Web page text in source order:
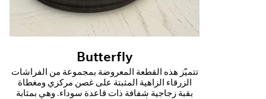
Butterfly
تتميّز هذه القطعة المعروضة بمجموعة من الفراشات
الزرقاء الزاهية المثبتة على غصن مركزي ومغطاة
بقبة زجاجية شفافة ذات قاعدة سوداء. وهي بمثابة